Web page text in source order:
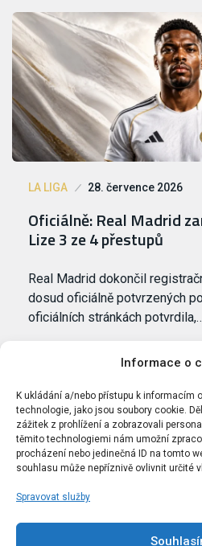
Informace o
K ukládání a/nebo přístupu k informacím
technologie, jako jsou soubory cookie.
zážitek z prohlížení a zobrazovali
těmito technologiemi nám umožní
procházení nebo jedinečná ID na tomto
souhlasu může nepříznivě ovlivnit určité
Spravovat služby
LA LIGA 28. července 2026
Oficiálně: Real Madrid
Lize 3 ze 4 přestupů
Real Madrid dokončil
dosud oficiálně potvrzených
oficiálních stránkách